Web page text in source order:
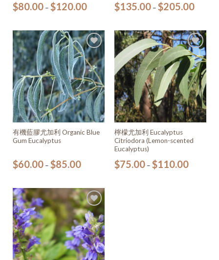
$80.00 – $120.00 $135.00– $205.00
加入
願望
清單
有機藍膠尤加利 Organic Blue
Gum Eucalyptus
$60.00 – $85.00
加入
願望
清單
檸檬尤加利 Eucalyptus
Citriodora (Lemon-scented
Eucalyptus)
$75.00– $110.00
加入
願望
清單